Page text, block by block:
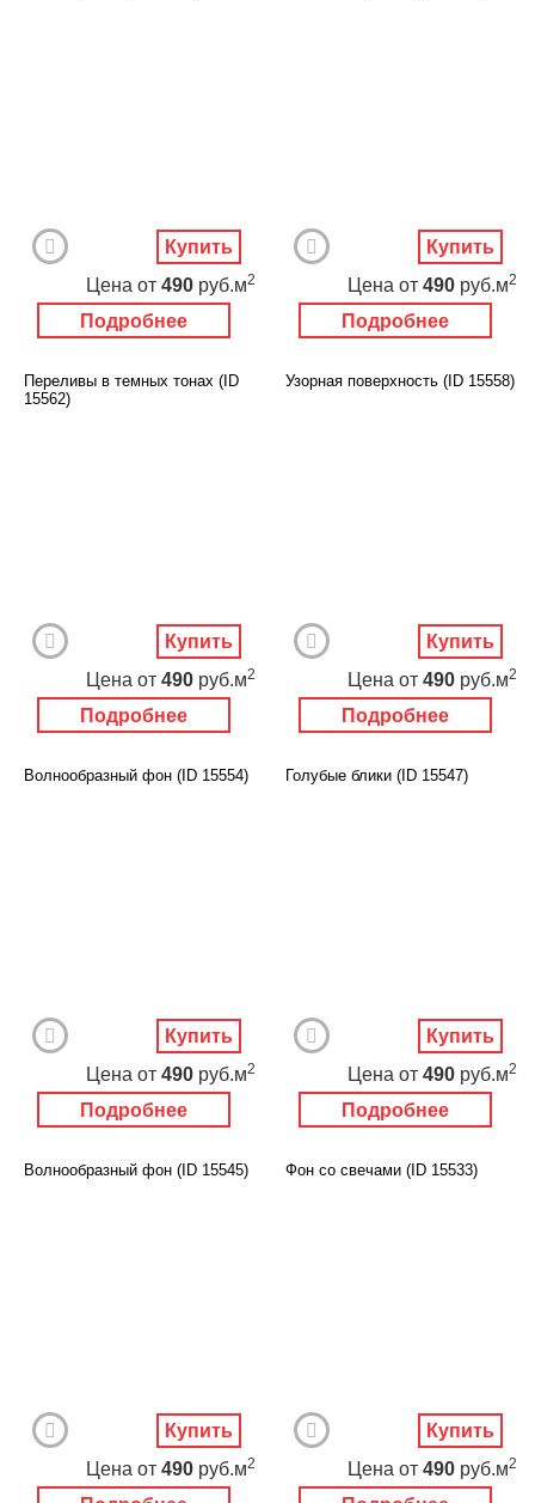
Подробнее
Цена от 490 руб.м2
Купить
Подробнее
Цена от 490 руб.м2
Купить
Переливы в темных тонах (ID
15562)
Подробнее
Цена от 490 руб.м2
Купить
Узорная поверхность (ID 15558)
Подробнее
Цена от 490 руб.м2
Купить
Волнообразный фон (ID 15554)
Подробнее
Цена от 490 руб.м2
Купить
Голубые блики (ID 15547)
Подробнее
Цена от 490 руб.м2
Купить
Волнообразный фон (ID 15545)
Цена от 490 руб.м2
Купить
Фон со свечами (ID 15533)
Цена от 490 руб.м2
Купить